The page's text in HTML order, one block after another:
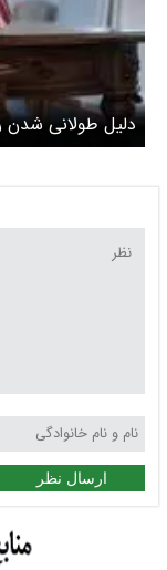
دلیل طولانی شدن
ارسال نظر